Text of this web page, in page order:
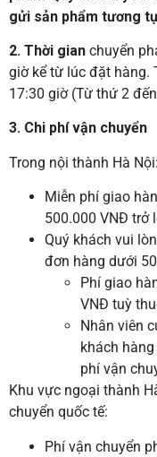
gửi sản phẩm tương
2. Thời gian chuyển
giờ kể từ lúc đặt hàng.
17:30 giờ (Từ thứ 2
3. Chi phí vận chuyển
Trong nội thành Hà Nội:
Miễn phí giao
500.000 VNĐ trở
Quý khách vui
đơn hàng dưới
Phí giao
VNĐ tuỳ
Nhân viên
khách
phí vận
Khu vực ngoại thành
chuyển quốc tế:
Phí vận chuyển